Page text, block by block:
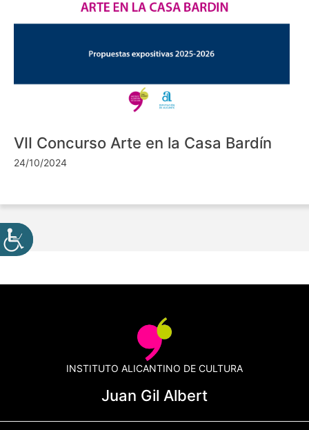
VII Concurso Arte en la Casa Bardín
24/10/2024
INSTITUTO ALICANTINO DE CULTURA
Juan Gil Albert